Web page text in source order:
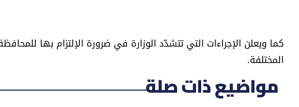
كما ويعلن الإجراءات التي تتشدّد الوزارة في ضرورة الإلتزام بها
المختلفة.
مواضيع ذات صلة